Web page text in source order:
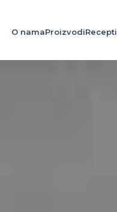
O namaProizvodiRecepti